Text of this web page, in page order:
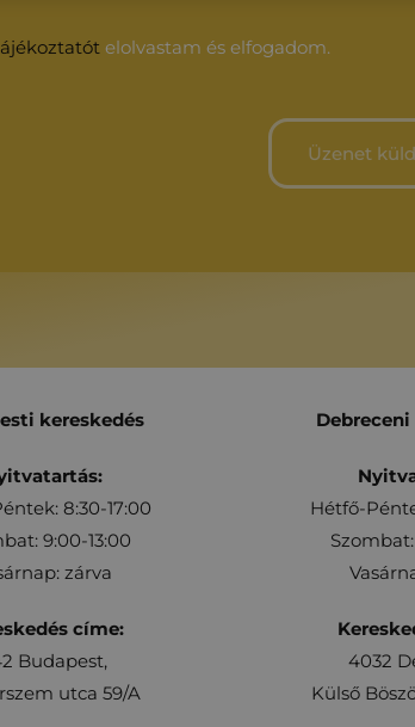
elolvastam és elfogadom.
kereskedés
8:30-17:00
9:00-13:00
zárva
címe:
Budapest,
utca 59/A
Hétfő-
4032
Külső